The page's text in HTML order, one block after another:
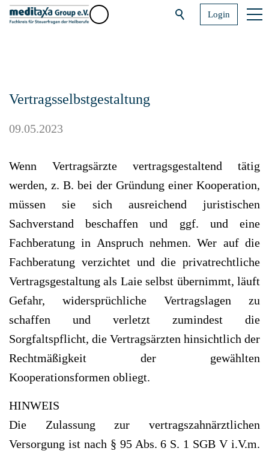
Login
Vertragsselbstgestaltung
09.05.2023
Wenn Vertragsärzte vertragsgestaltend tätig
werden, z. B. bei der Gründung einer Kooperation,
müssen sie sich ausreichend juristischen
Sachverstand beschaffen und ggf. und eine
Fachberatung in Anspruch nehmen. Wer auf die
Fach­beratung verzichtet und die privatrechtliche
Vertragsgestaltung als Laie selbst übernimmt, läuft
Gefahr, widersprüchliche Vertragslagen zu
schaffen und verletzt zumindest die
Sorgfaltspflicht, die Vertragsärzten hinsichtlich der
Rechtmäßigkeit der gewählten
Kooperationsformen obliegt.
HINWEIS
Die Zulassung zur vertragszahnärztlichen
Versorgung ist nach § 95 Abs. 6 S. 1 SGB V i.V.m.